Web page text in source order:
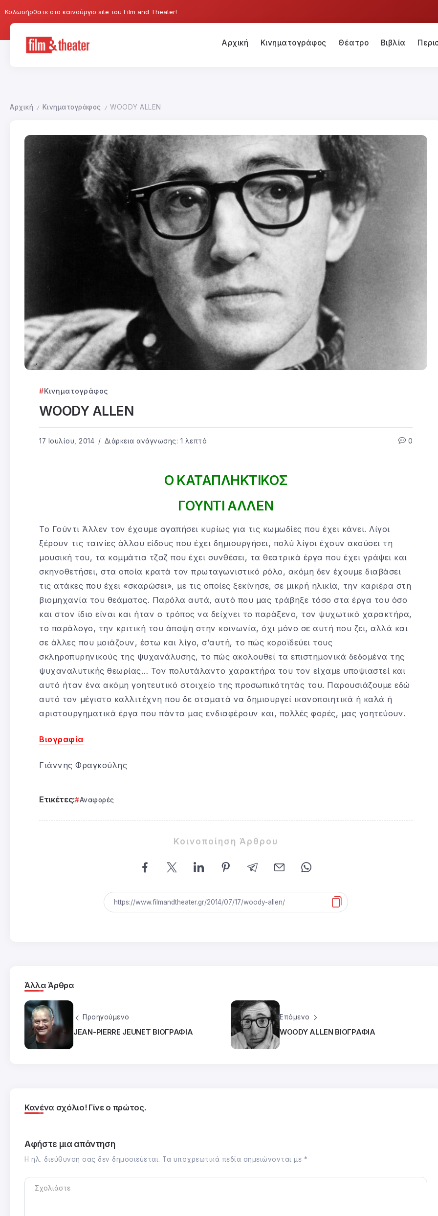
Καλωσήρθατε στο καινούργιο site του Film and Theater!
Αρχική Κινηματογράφος Θέατρο Βιβλία
Αρχική / Κινηματογράφος / WOODY ALLEN
Κινηματογράφος
WOODY ALLEN
17 Ιουλίου, 2014 Διάρκεια ανάγνωσης: 1 λεπτό 0
Ο ΚΑΤΑΠΛΗΚΤΙΚΟΣ
ΓΟΥΝΤΙ ΑΛΛΕΝ
Το Γούντι Άλλεν τον έχουμε αγαπήσει κυρίως για τις κωμωδίες που έχει κάνει. Λίγοι
ξέρουν τις ταινίες άλλου είδους που έχει δημιουργήσει, πολύ λίγοι έχουν ακούσει τη
μουσική του, τα κομμάτια τζαζ που έχει συνθέσει, τα θεατρικά έργα που έχει γράψει και
σκηνοθετήσει, στα οποία κρατά τον πρωταγωνιστικό ρόλο, ακόμη δεν έχουμε διαβάσει
τις ατάκες που έχει «σκαρώσει», με τις οποίες ξεκίνησε, σε μικρή ηλικία, την καριέρα στη
βιομηχανία του θεάματος. Παρόλα αυτά, αυτό που μας τράβηξε τόσο στα έργα του όσο
και στον ίδιο είναι και ήταν ο τρόπος να δείχνει το παράξενο, τον ψυχωτικό χαρακτήρα,
το παράλογο, την κριτική του άποψη στην κοινωνία, όχι μόνο σε αυτή που ζει, αλλά και
σε άλλες που μοιάζουν, έστω και λίγο, σ’αυτή, το πώς κοροϊδεύει τους
σκληροπυρηνικούς της ψυχανάλυσης, το πώς ακολουθεί τα επιστημονικά δεδομένα της
ψυχαναλυτικής θεωρίας… Τον πολυτάλαντο χαρακτήρα του τον είχαμε υποψιαστεί και
αυτό ήταν ένα ακόμη γοητευτικό στοιχείο της προσωπικότητάς του. Παρουσιάζουμε εδώ
αυτό τον μέγιστο καλλιτέχνη που δε σταματά να δημιουργεί ικανοποιητικά ή καλά ή
αριστουργηματικά έργα που πάντα μας ενδιαφέρουν και, πολλές φορές, μας γοητεύουν.
Βιογραφία
Γιάννης Φραγκούλης
Ετικέτες: Αναφορές
Κοινοποίηση Άρθρου
Άλλα Άρθρα
Προηγούμενο
JEAN-PIERRE JEUNET ΒΙΟΓΡΑΦΙΑ
Επόμενο
WOODY ALLEN ΒΙΟΓΡΑΦΙΑ
Κανένα σχόλιο! Γίνε ο πρώτος.
Αφήστε μια απάντηση
Η ηλ. διεύθυνση σας δεν δημοσιεύεται. Τα υποχρεωτικά πεδία σημειώνονται με *